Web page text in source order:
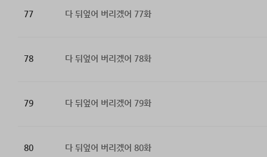
77 다 뒤엎어 버리겠어 77화
78 다 뒤엎어 버리겠어 78화
79 다 뒤엎어 버리겠어 79화
80 다 뒤엎어 버리겠어 80화